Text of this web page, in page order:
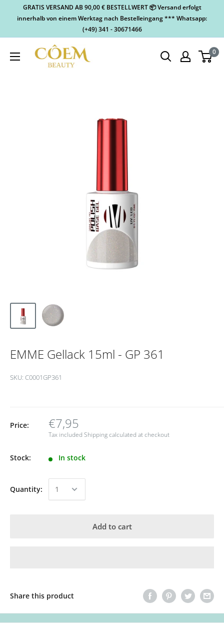
GRATIS VERSAND AB 90,00 € BESTELLWERT 📦 Versand erfolgt
innerhalb von einem Werktag nach Bestelleingang *** Whatsapp:
(+49) 341 - 30671466
0
EMME Gellack 15ml - GP 361
SKU: C0001GP361
Price: €7,95
Tax included Shipping calculated at checkout
Stock: In stock
Quantity:
Add to cart
Share this product